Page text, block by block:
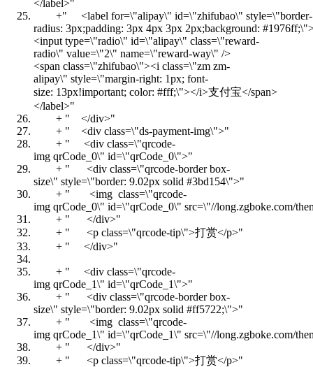
</label>"
+" <label for=\"alipay\" id=\"zhifubao\" style=\"border-
radius: 3px;padding: 3px 4px 3px 2px;background:
<input type=\"radio\" id=\"alipay\" class=\"reward-
radio\" value=\"2\" name=\"reward-way\" />
<span class=\"zhifubao\"><i class=\"zm zm-
alipay\" style=\"margin-right: 1px; font-
size: 13px!important; color: #fff;\"></i>支付宝</span>
</label>"
+ " </div>"
+ " <div class=\"ds-payment-img\">"
+ " <div class=\"qrcode-
img qrCode_0\" id=\"qrCode_0\">"
+ " <div class=\"qrcode-border box-
size\" style=\"border: 9.02px solid #3bd154\">"
+ " <img class=\"qrcode-
img qrCode_0\" id=\"qrCode_0\" src=\"//long.zgboke.com/
+ " </div>"
+ " <p class=\"qrcode-tip\">打赏</p>"
+ " </div>"
+ " <div class=\"qrcode-
img qrCode_1\" id=\"qrCode_1\">"
+ " <div class=\"qrcode-border box-
size\" style=\"border: 9.02px solid #ff5722;\">"
+ " <img class=\"qrcode-
img qrCode_1\" id=\"qrCode_1\" src=\"//long.zgboke.com/
+ " </div>"
+ " <p class=\"qrcode-tip\">打赏</p>"